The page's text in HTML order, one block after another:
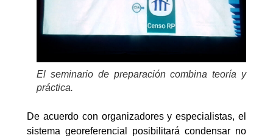
El seminario de preparación combina teoría y
práctica.
De acuerdo con organizadores y especialistas, el
sistema georeferencial posibilitará condensar no